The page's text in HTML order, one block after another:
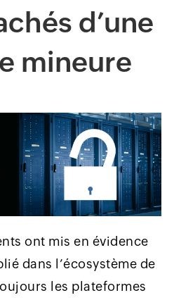
d’une
mineure
ont mis en évidence
dans l’écosystème de
les plateformes